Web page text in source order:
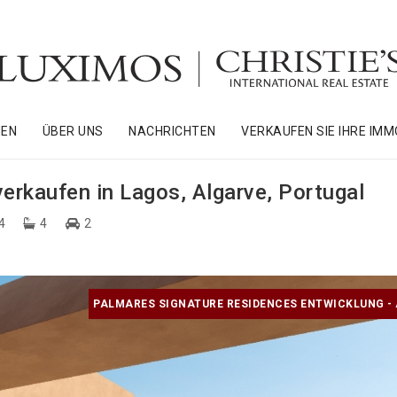
ÜBER UNS NACHRICHTEN VERKAUFEN SIE IHRE
in Lagos, Algarve, Portugal
4 2
PALMARES SIGNATURE RESIDENCES ENTWICKLUNG -